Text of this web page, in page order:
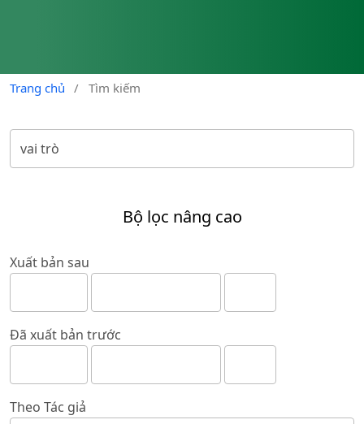
Trang chủ / Tìm kiếm
Bộ lọc nâng cao
Xuất bản sau
Đã xuất bản trước
Theo Tác giả